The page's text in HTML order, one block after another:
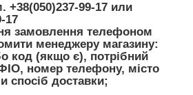
+38(050)237-99-17 или
17
замовлення телефоном
менеджеру магазину:
код (якщо є), потрібний
номер телефону, місто
спосіб доставки;